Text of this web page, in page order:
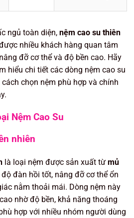
ngủ toàn diện, nệm cao su thiên
nhiều khách hàng quan tâm
đỡ cơ thể và độ bền cao. Hãy
hiểu chi tiết các dòng nệm cao su
chọn nệm phù hợp và chính
Nệm Cao Su
nhiên
là loại nệm được sản xuất từ mủ
độ đàn hồi tốt, nâng đỡ cơ thể ổn
nằm thoải mái. Dòng nệm này
nhờ độ bền, khả năng thoáng
hợp với nhiều nhóm người dùng